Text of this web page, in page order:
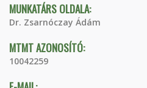
MUNKATÁRS OLDALA:
Dr. Zsarnóczay Ádám
MTMT AZONOSÍTÓ:
10042259